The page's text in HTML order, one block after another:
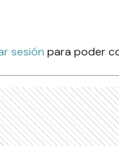
sesión para poder